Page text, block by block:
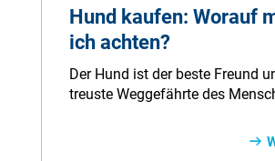
Hund kaufen: Worauf
ich achten?
Der Hund ist der beste Freund
treuste Weggefährte des
Fellnase ein liebevolles